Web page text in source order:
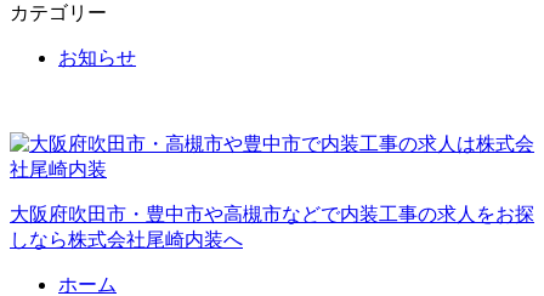
カテゴリー
お知らせ
大阪府吹田市・豊中市や高槻市などで内装工事の求人をお探
しなら株式会社尾崎内装へ
ホーム